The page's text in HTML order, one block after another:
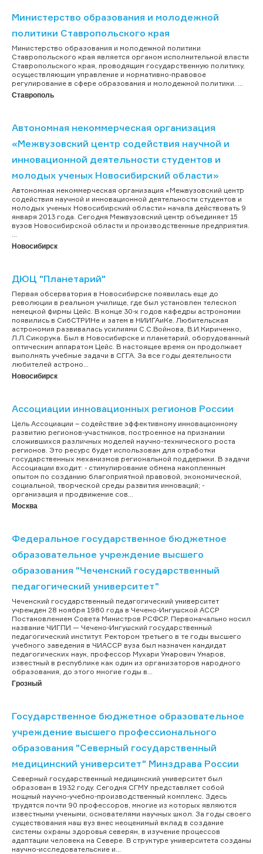
Министерство образования и молодежной
политики Ставропольского края
Министерство образования и молодежной политики
Ставропольского края является органом исполнительной власти
Ставропольского края, проводящим государственную политику,
осуществляющим управление и нормативно-правовое
регулирование в сфере образования и молодежной политики. ...
Ставрополь
Автономная некоммерческая организация
«Межвузовский центр содействия научной и
инновационной деятельности студентов и
молодых ученых Новосибирский области»
Автономная некоммерческая организация «Межвузовский центр
содействия научной и инновационной деятельности студентов и
молодых ученых Новосибирский области» начала действовать 9
января 2013 года. Сегодня Межвузовский центр объединяет 15
вузов Новосибирской области и производственные предприятия.
Новосибирск
ДЮЦ "Планетарий"
Первая обсерватория в Новосибирске появилась еще до
революции в реальном училище, где был установлен телескоп
немецкой фирмы Цейс. В конце 30-х годов кафедры астрономии
появились в СибСТРИНе и затем в НИИГАиКе. Любительская
астрономия развивалась усилиями С.С.Войнова, В.И.Кириченко,
Л.Л.Сикорука. Был в Новосибирске и планетарий, оборудованный
оптическим аппаратом Цейс. В настоящее время он продолжает
выполнять учебные задачи в СГГА. За все годы деятельности
любителей астроно...
Новосибирск
Ассоциации инновационных регионов России
Цель Ассоциации – содействие эффективному инновационному
развитию регионов-участников, построенное на признании
сложившихся различных моделей научно-технического роста
регионов. Это ресурс будет использован для отработки
государственных механизмов региональной поддержки. В задачи
Ассоциации входит: - стимулирование обмена накопленным
опытом по созданию благоприятной правовой, экономической,
социальной, творческой среды развития инноваций; -
организация и продвижение сов...
Москва
Федеральное государственное бюджетное
образовательное учреждение высшего
образования "Чеченский государственный
педагогический университет"
Чеченский государственный педагогический университет
учрежден 28 ноября 1980 года в Чечено-Ингушской АССР
Постановлением Совета Министров РСФСР. Первоначально носил
название ЧИГПИ — Чечено-Ингушский государственный
педагогический институт. Ректором третьего в те годы высшего
учебного заведения в ЧИАССР вуза был назначен кандидат
педагогических наук, профессор Мухари Умарович Умаров,
известный в республике как один из организаторов народного
образования, до этого многие годы в...
Грозный
Государственное бюджетное образовательное
учреждение высшего профессионального
образования "Северный государственный
медицинский университет" Минздрава России
Северный государственный медицинский университет был
образован в 1932 году. Сегодня СГМУ представляет собой
мощный научно-учебно-производственный комплекс. Здесь
трудятся почти 90 профессоров, многие из которых являются
известными учеными, основателями научных школ. За годы своего
существования наш вуз внес неоценимый вклад в создание
системы охраны здоровья северян, в изучение процессов
адаптации человека на Севере. В структуре университета созданы
научно-исследовательские и...